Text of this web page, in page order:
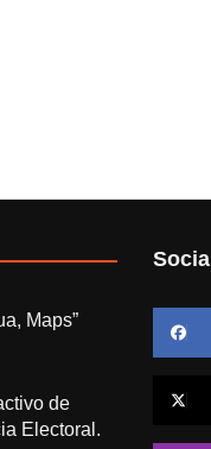
Maps”
de
Electoral.
Social